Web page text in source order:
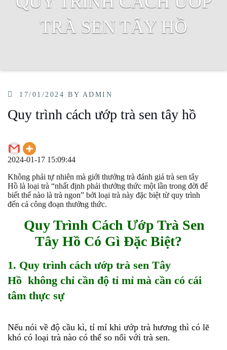
TRÀ SEN TÂY HỒ
POSTED
17/01/2024 BY ADMIN
Quy trình cách ướp trà sen tây hồ
2024-01-17 15:09:44
Không phải tự nhiên mà giới thưởng trà đánh giá trà sen tây
Hồ là loại trà “nhất định phải thưởng thức một lần trong đời để
biết thế nào là trà ngon” bởi loại trà này đặc biệt từ quy trình
đến cả công đoạn thưởng thức.
Quy Trình Cách Ướp Trà Sen
Tây Hồ Có Gì Đặc Biệt?
1. Quy trình cách ướp trà sen Tây
Hồ không chỉ cần độ tỉ mỉ mà cần có cái
tâm thực sự
Nếu nói về độ cầu kì, tỉ mỉ khi ướp trà hương thì có lẽ
khó có loại trà nào có thể so nổi với trà sen.